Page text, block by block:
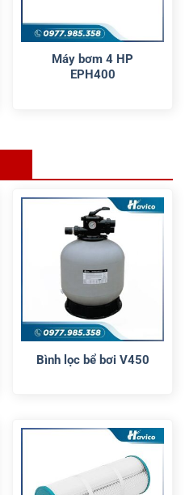
Máy bơm 4 HP
EPH400
Bình lọc bể bơi V450